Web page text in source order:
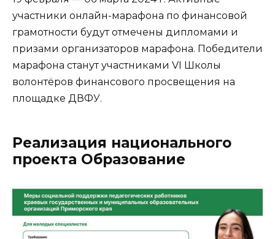
участники онлайн-марафона по финансовой
грамотности будут отмечены дипломами и
призами организаторов марафона. Победители
марафона станут участниками VI Школы
волонтёров финансового просвещения на
площадке ДВФУ.
Реализация национального
проекта Образование